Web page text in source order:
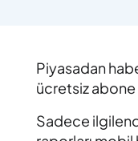
Piyasadan
ücretsiz abone
Sadece